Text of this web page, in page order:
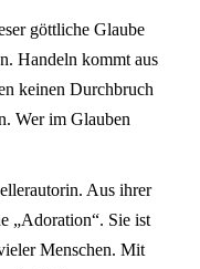
göttliche Glaube
Handeln kommt aus
keinen Durchbruch
Wer im Glauben
Aus ihrer
„Adoration“. Sie ist
Menschen. Mit